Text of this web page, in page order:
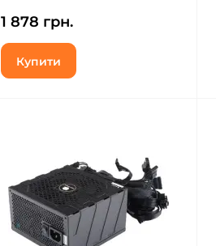
1 878 грн.
Купити